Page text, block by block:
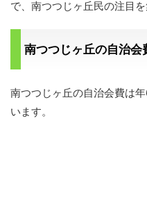
で、南つつじヶ丘民の注目を
南つつじヶ丘の自治会
南つつじヶ丘の自治会費は
います。